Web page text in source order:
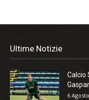
Ultime Notizie
Calcio
6